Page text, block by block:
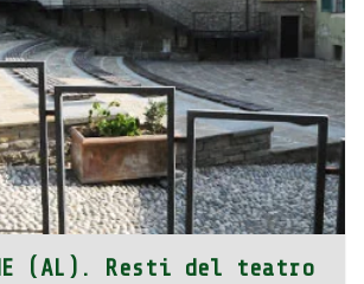
(AL). Resti del teatro